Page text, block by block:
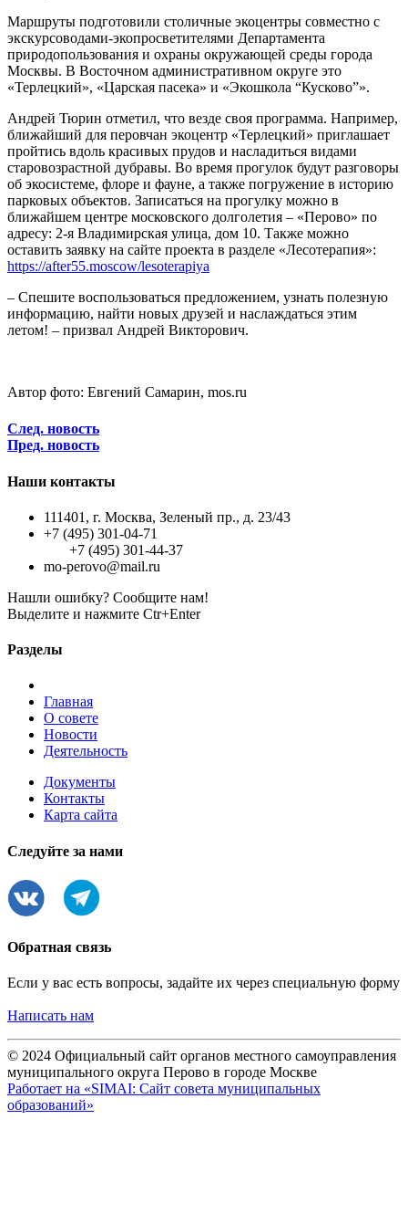
Маршруты подготовили столичные экоцентры совместно с
экскурсоводами-экопросветителями Департамента
природопользования и охраны окружающей среды города
Москвы. В Восточном административном округе это
«Терлецкий», «Царская пасека» и «Экошкола “Кусково”».
Андрей Тюрин отметил, что везде своя программа. Например,
ближайший для перовчан экоцентр «Терлецкий» приглашает
пройтись вдоль красивых прудов и насладиться видами
старовозрастной дубравы. Во время прогулок будут разговоры
об экосистеме, флоре и фауне, а также погружение в историю
парковых объектов. Записаться на прогулку можно в
ближайшем центре московского долголетия – «Перово» по
адресу: 2-я Владимирская улица, дом 10. Также можно
оставить заявку на сайте проекта в разделе «Лесотерапия»:
https://after55.moscow/lesoterapiya
– Спешите воспользоваться предложением, узнать полезную
информацию, найти новых друзей и наслаждаться этим
летом! – призвал Андрей Викторович.
Автор фото: Евгений Самарин, mos.ru
След. новость
Пред. новость
Наши контакты
111401, г. Москва, Зеленый пр., д. 23/43
+7 (495) 301-04-71
+7 (495) 301-44-37
mo-perovo@mail.ru
Нашли ошибку? Сообщите нам!
Выделите и нажмите Ctr+Enter
Разделы
Главная
О совете
Новости
Деятельность
Документы
Контакты
Карта сайта
Следуйте за нами
Обратная связь
Если у вас есть вопросы, задайте их через специальную форму
Написать нам
© 2024 Официальный сайт органов местного самоуправления
муниципального округа Перово в городе Москве
Работает на «SIMAI: Сайт совета муниципальных
образований»